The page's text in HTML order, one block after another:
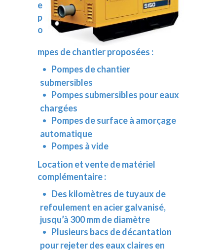
e
p
o
mpes de chantier proposées :
Pompes de chantier
submersibles
Pompes submersibles pour eaux
chargées
Pompes de surface à amorçage
automatique
Pompes à vide
Location et vente de matériel
complémentaire :
Des kilomètres de tuyaux de
refoulement en acier galvanisé,
jusqu’à 300 mm de diamètre
Plusieurs bacs de décantation
pour rejeter des eaux claires en